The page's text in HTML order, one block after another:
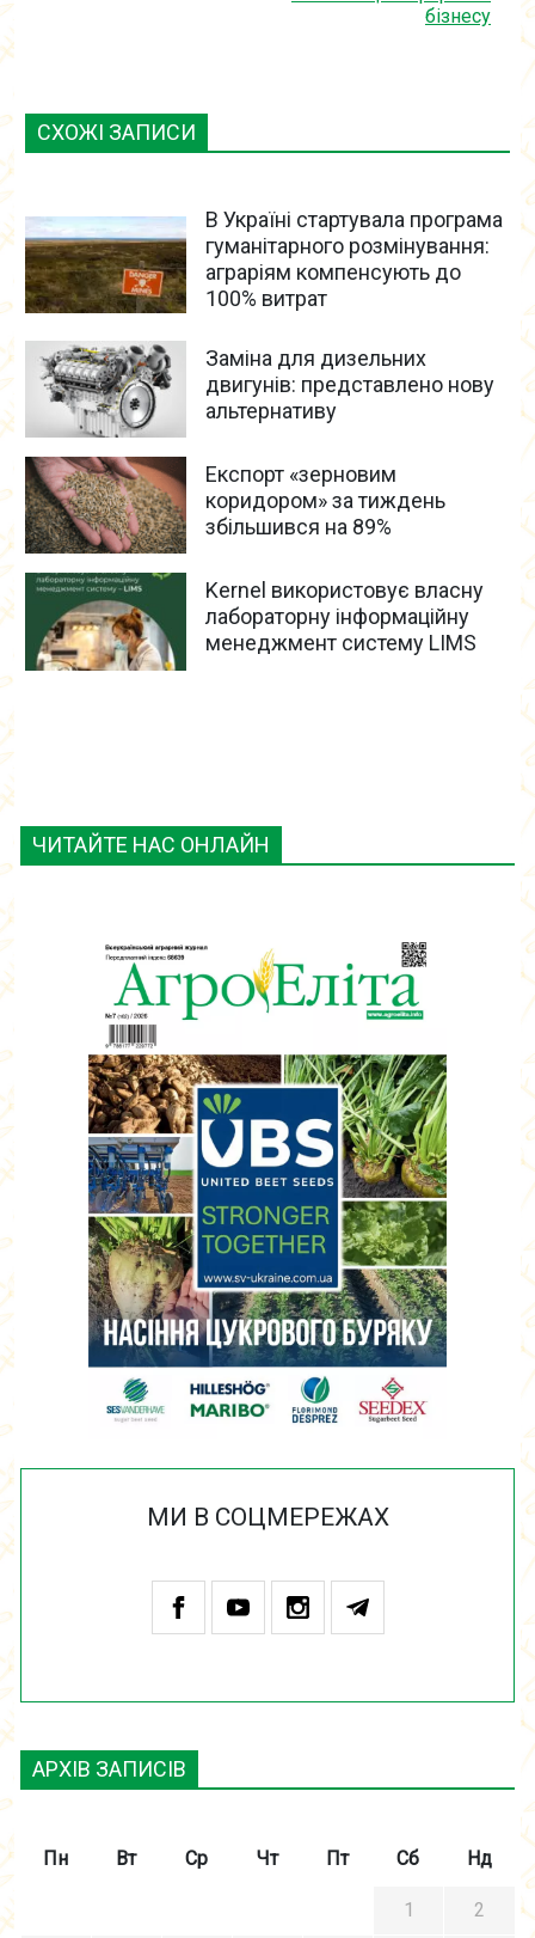
ЧИТАЙТЕ НАС ОНЛАЙН
МИ В СОЦМЕРЕЖАХ
АРХІВ ЗАПИСІВ
Пн Вт Ср Чт Пт Сб Нд
1 2
бізнесу
СХОЖІ ЗАПИСИ
В Україні стартувала програма
гуманітарного розмінування:
аграріям компенсують до
100% витрат
Заміна для дизельних
двигунів: представлено нову
альтернативу
Експорт «зерновим
коридором» за тиждень
збільшився на 89%
Kernel використовує власну
лабораторну інформаційну
менеджмент систему LIMS